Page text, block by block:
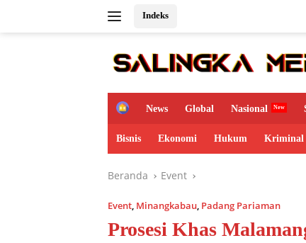
Indeks
H
m
e
News Global Nasional
Bisnis Ekonomi Hukum Kriminal
Beranda Event
Event, Minangkabau, Padang Pariaman
Prosesi Khas